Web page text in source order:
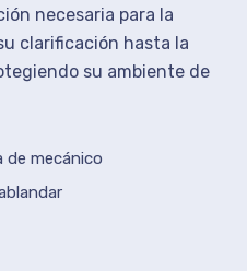
necesaria para la
clarificación hasta la
su ambiente de
de mecánico